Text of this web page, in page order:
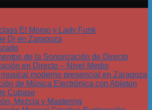
El Momo y Lady Funk
Dj en Zaragoza
de la Sonorización de Directo
en Directo – Nivel Medio
moderno presencial en Zaragoza
de Música Electrónica con Ableton
Cubase
Mezcla y Mastering